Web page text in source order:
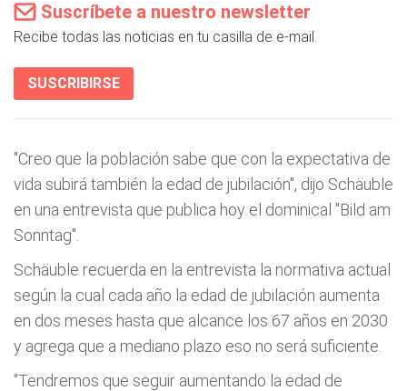
Suscríbete a nuestro newsletter
Recibe todas las noticias en tu casilla de e-mail.
SUSCRIBIRSE
"Creo que la población sabe que con la expectativa de
vida subirá también la edad de jubilación", dijo Schäuble
en una entrevista que publica hoy el dominical "Bild am
Sonntag".
Schäuble recuerda en la entrevista la normativa actual
según la cual cada año la edad de jubilación aumenta
en dos meses hasta que alcance los 67 años en 2030
y agrega que a mediano plazo eso no será suficiente.
"Tendremos que seguir aumentando la edad de